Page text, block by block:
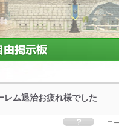
レム退治お疲れ様でした
ニ